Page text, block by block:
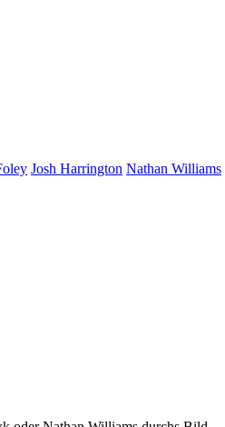
Josh Harrington Nathan Williams